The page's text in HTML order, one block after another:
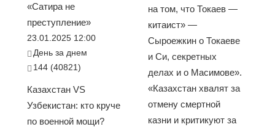
«Сатира не
преступление»
23.01.2025 12:00
День за днем
144 (40821)
Казахстан VS
Узбекистан: кто круче
по военной мощи?
на том, что Токаев —
китаист» —
Сыроежкин о Токаеве
и Си, секретных
делах и о Масимове».
«Казахстан хвалят за
отмену смертной
казни и критикуют за